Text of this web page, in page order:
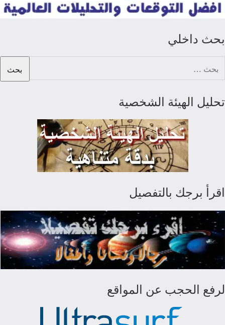
بحث داخلي
عن:
تحليل الهيئة الشخصية
اقرأ برجك بالتفصيل
لرفع الحجب عن المواقع